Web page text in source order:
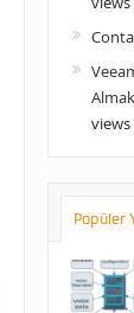
views
Popüler